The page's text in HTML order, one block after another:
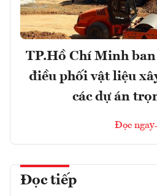
TP.Hồ Chí Minh
điều phối vật liệu
các dự án
Đọc ngay
Đọc tiếp